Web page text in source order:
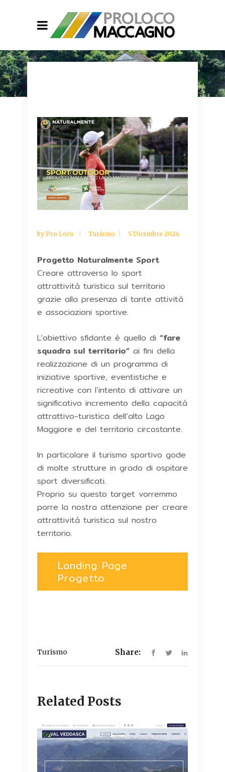
by Pro Loco Turismo 5 Dicembre 2024
Progetto Naturalmente Sport
Creare attraverso lo sport
attrattività turistica sul territorio
grazie alla presenza di tante attività
e associazioni sportive.
L’obiettivo sfidante è quello di “fare
squadra sul territorio” ai fini della
realizzazione di un programma di
iniziative sportive, eventistiche e
ricreative con l’intento di attivare un
significativo incremento della capacità
attrattivo-turistica dell’alto Lago
Maggiore e del territorio circostante.
In particolare il turismo sportivo gode
di molte strutture in grado di ospitare
sport diversificati.
Proprio su questo target vorremmo
porre la nostra attenzione per creare
attrattività turistica sul nostro
territorio.
Landing Page
Progetto
Turismo Share:
Related Posts